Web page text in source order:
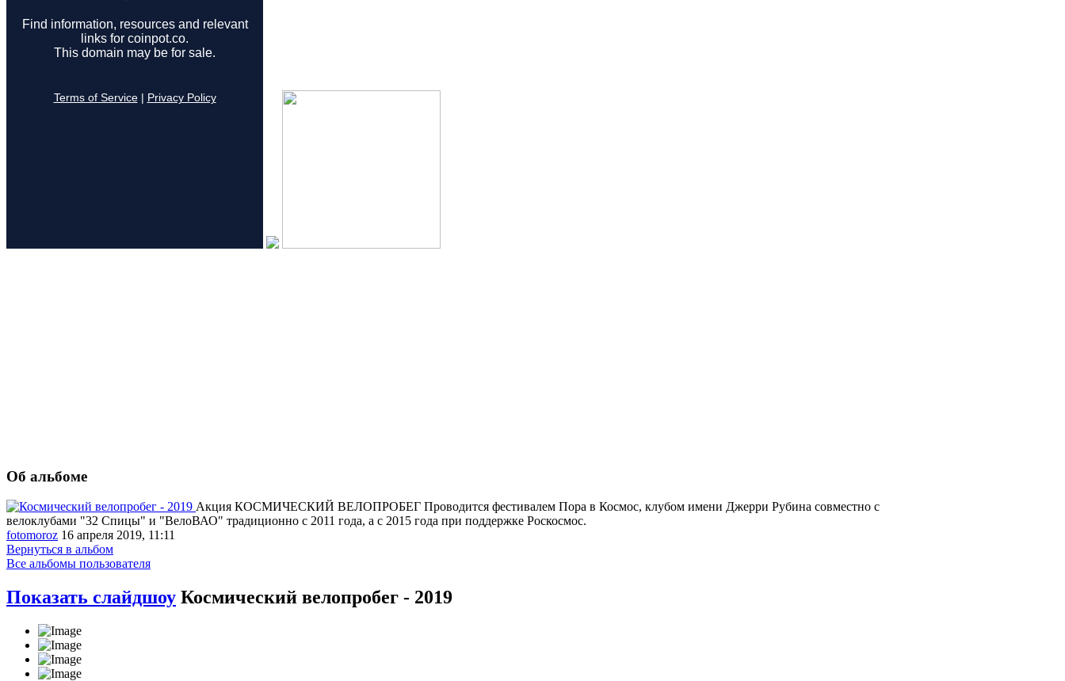
Об альбоме
Акция КОСМИЧЕСКИЙ ВЕЛОПРОБЕГ Проводится фестивалем Пора в Космос, клубом имени Джерри Рубина совместно с
велоклубами "32 Спицы" и "ВелоВАО" традиционно с 2011 года, а с 2015 года при поддержке Роскосмос.
fotomoroz 16 апреля 2019, 11:11
Вернуться в альбом
Все альбомы пользователя
Показать слайдшоу Космический велопробег - 2019